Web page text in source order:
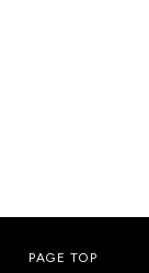
PAGE TOP